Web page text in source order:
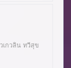
เกวลิน ทวีสุข